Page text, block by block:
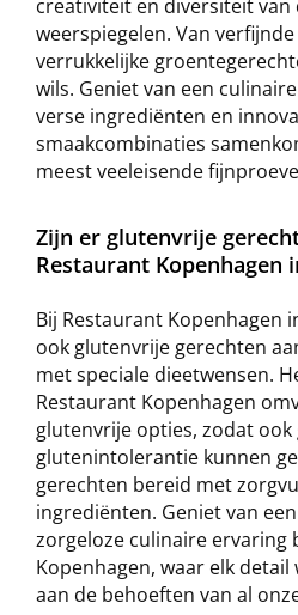
creativiteit en diversiteit van
weerspiegelen. Van
verrukkelijke
wils. Geniet van een
verse ingrediënten en
smaakcombinaties
meest veeleisende
Zijn er glutenvrije
Restaurant Kopenhagen
Bij Restaurant Kopenhagen
ook glutenvrije gerechten
met speciale dieetwensen.
Restaurant Kopenhagen
glutenvrije opties, zodat ook
glutenintolerantie kunnen
gerechten bereid met
ingrediënten. Geniet van
zorgeloze culinaire ervaring
Kopenhagen, waar elk
aan de behoeften van al